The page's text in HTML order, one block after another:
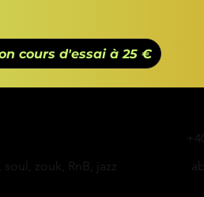
cours d'essai à 25 €
zouk, RnB, jazz